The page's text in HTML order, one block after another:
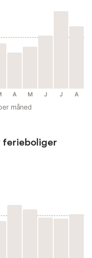
A M J J A
måned